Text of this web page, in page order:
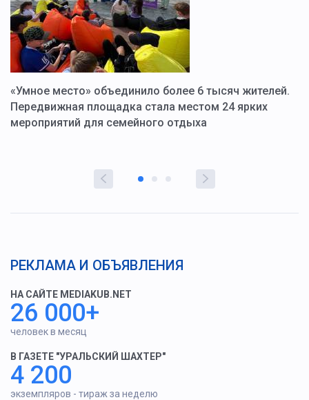
«Умное место» объединило более 6 тысяч жителей.
Передвижная площадка стала местом 24 ярких
мероприятий для семейного отдыха
РЕКЛАМА И ОБЪЯВЛЕНИЯ
НА САЙТЕ MEDIAKUB.NET
26 000+
человек в месяц
В ГАЗЕТЕ "УРАЛЬСКИЙ ШАХТЕР"
4 200
экземпляров - тираж за неделю